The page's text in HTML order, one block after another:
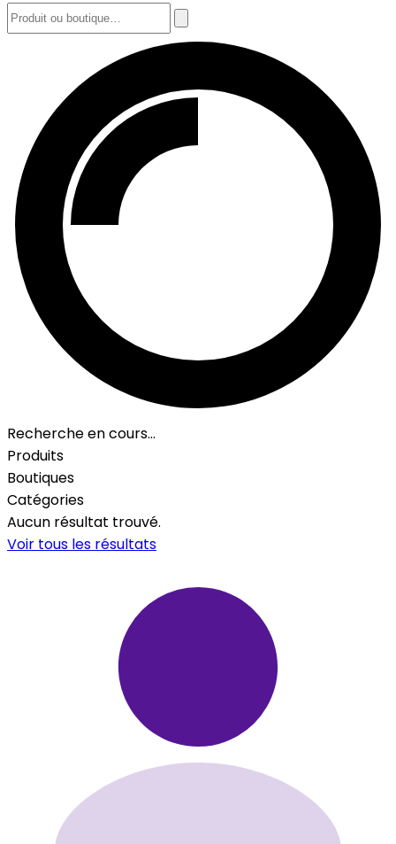
Recherche en cours…
Produits
Boutiques
Catégories
Aucun résultat trouvé.
Voir tous les résultats